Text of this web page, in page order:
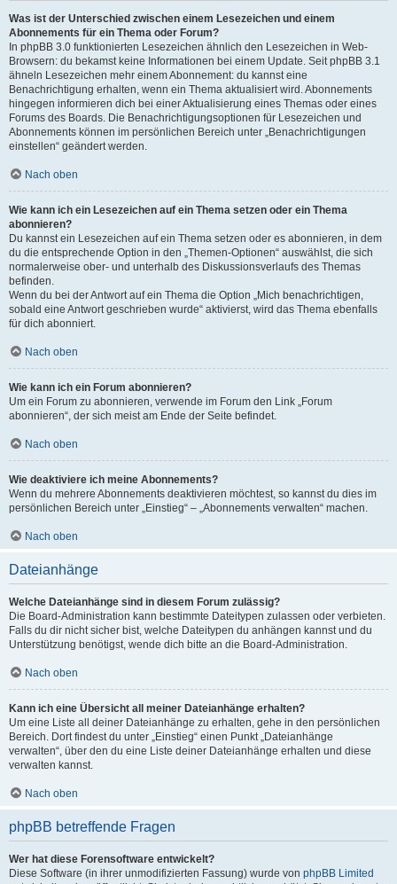
Was ist der Unterschied zwischen einem Lesezeichen und einem
Abonnements für ein Thema oder Forum?
In phpBB 3.0 funktionierten Lesezeichen ähnlich den Lesezeichen in Web-
Browsern: du bekamst keine Informationen bei einem Update. Seit phpBB 3.1
ähneln Lesezeichen mehr einem Abonnement: du kannst eine
Benachrichtigung erhalten, wenn ein Thema aktualisiert wird. Abonnements
hingegen informieren dich bei einer Aktualisierung eines Themas oder eines
Forums des Boards. Die Benachrichtigungsoptionen für Lesezeichen und
Abonnements können im persönlichen Bereich unter „Benachrichtigungen
einstellen“ geändert werden.
Nach oben
Wie kann ich ein Lesezeichen auf ein Thema setzen oder ein Thema
abonnieren?
Du kannst ein Lesezeichen auf ein Thema setzen oder es abonnieren, in dem
du die entsprechende Option in den „Themen-Optionen“ auswählst, die sich
normalerweise ober- und unterhalb des Diskussionsverlaufs des Themas
befinden.
Wenn du bei der Antwort auf ein Thema die Option „Mich benachrichtigen,
sobald eine Antwort geschrieben wurde“ aktivierst, wird das Thema ebenfalls
für dich abonniert.
Nach oben
Wie kann ich ein Forum abonnieren?
Um ein Forum zu abonnieren, verwende im Forum den Link „Forum
abonnieren“, der sich meist am Ende der Seite befindet.
Nach oben
Wie deaktiviere ich meine Abonnements?
Wenn du mehrere Abonnements deaktivieren möchtest, so kannst du dies im
persönlichen Bereich unter „Einstieg“ – „Abonnements verwalten“ machen.
Nach oben
Dateianhänge
Welche Dateianhänge sind in diesem Forum zulässig?
Die Board-Administration kann bestimmte Dateitypen zulassen oder verbieten.
Falls du dir nicht sicher bist, welche Dateitypen du anhängen kannst und du
Unterstützung benötigst, wende dich bitte an die Board-Administration.
Nach oben
Kann ich eine Übersicht all meiner Dateianhänge erhalten?
Um eine Liste all deiner Dateianhänge zu erhalten, gehe in den persönlichen
Bereich. Dort findest du unter „Einstieg“ einen Punkt „Dateianhänge
verwalten“, über den du eine Liste deiner Dateianhänge erhalten und diese
verwalten kannst.
Nach oben
phpBB betreffende Fragen
Wer hat diese Forensoftware entwickelt?
Diese Software (in ihrer unmodifizierten Fassung) wurde von phpBB Limited